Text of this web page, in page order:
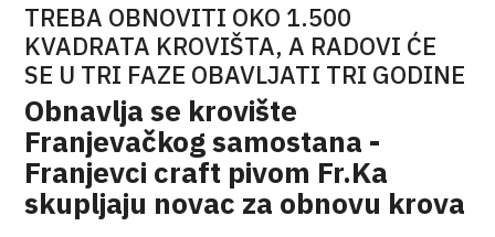
TREBA OBNOVITI OKO 1.500
KVADRATA KROVIŠTA, A RADOVI ĆE
SE U TRI FAZE OBAVLJATI TRI GODINE
Obnavlja se krovište
Franjevačkog samostana -
Franjevci craft pivom Fr.Ka
skupljaju novac za obnovu krova